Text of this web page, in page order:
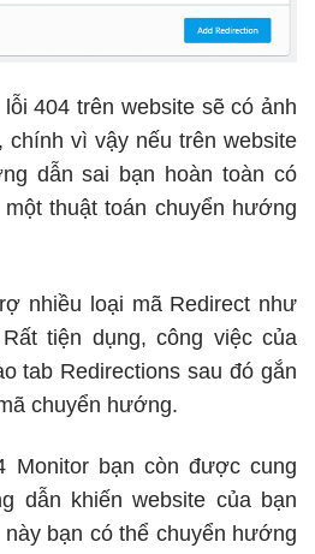
404 trên website sẽ có ảnh
vì vậy nếu trên website
dẫn sai bạn hoàn toàn có
thuật toán chuyển hướng
nhiều loại mã Redirect như
tiện dụng, công việc của
tab Redirections sau đó gắn
chuyển hướng.
Monitor bạn còn được cung
dẫn khiến website của bạn
bạn có thể chuyển hướng